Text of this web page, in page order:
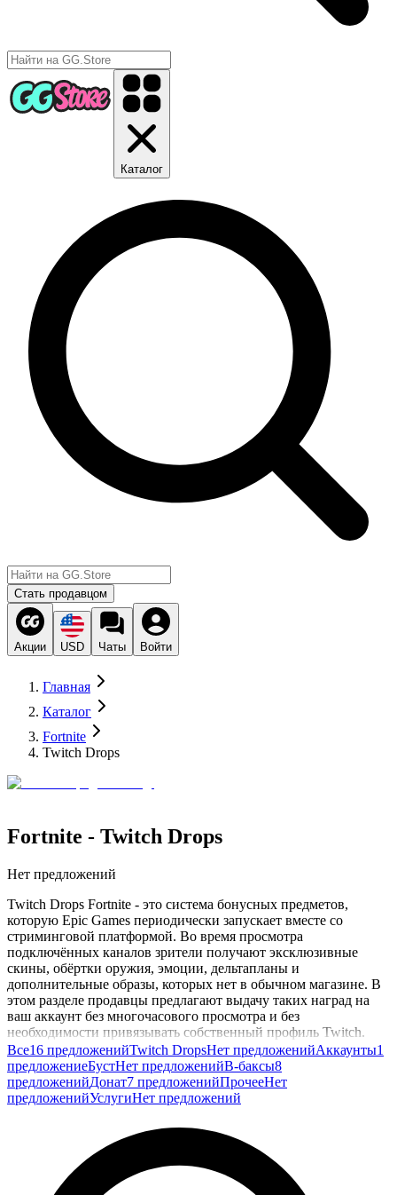
Каталог
Стать продавцом
Акции USD Чаты Войти
Главная
Каталог
Fortnite
Twitch Drops
Fortnite - Twitch Drops
Нет предложений
Twitch Drops Fortnite - это система бонусных предметов,
которую Epic Games периодически запускает вместе со
стриминговой платформой. Во время просмотра
подключённых каналов зрители получают эксклюзивные
скины, обёртки оружия, эмоции, дельтапланы и
дополнительные образы, которых нет в обычном магазине. В
этом разделе продавцы предлагают выдачу таких наград на
ваш аккаунт без многочасового просмотра и без
необходимости привязывать собственный профиль Twitch.
Купить Twitch Drops Fortnite стоит тем, кто коллекционирует
сезонные и коллаборационные предметы, но не всегда
успевает смотреть турниры и стримы по расписанию.
Подборка ограниченных по времени наград нередко
пропадает безвозвратно, а через этот формат можно
восстановить пропущенные эксклюзивы и собрать редкие
комплекты. Такой подход особенно удобен, когда хочется
получить конкретные предметы под определённую тему.
Все16 предложенийTwitch DropsНет предложенийАккаунты1
предложениеБустНет предложенийВ-баксы8
предложенийДонат7 предложенийПрочееНет
предложенийУслугиНет предложений